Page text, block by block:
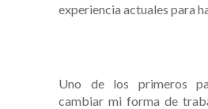
experiencia actuales para
Uno de los primeros
cambiar mi forma de